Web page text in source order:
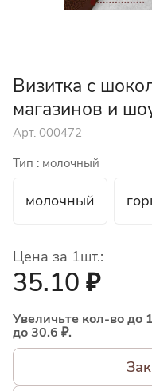
Визитка с
магазинов и
Арт. 000472
Тип : молочный
молочный
Цена за 1шт.:
35.10 ₽
Увеличьте кол-во до
до 30.6 ₽.